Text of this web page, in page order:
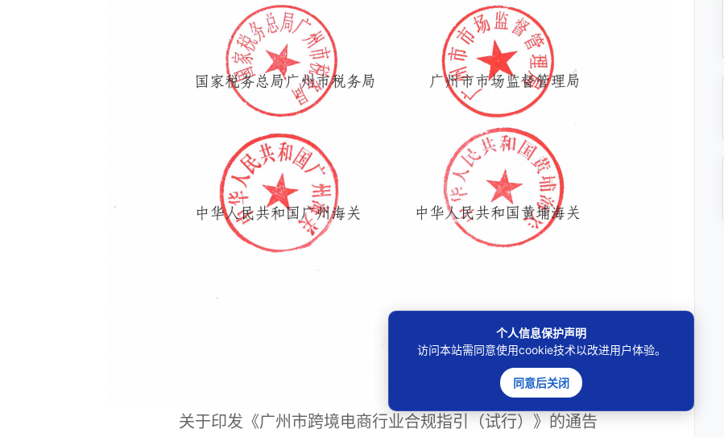
关于印发《广州市跨境电商行业合规指引（试行）》的通告
个人信息保护声明
访问本站需同意使用cookie技术以改进用户体验。
同意后关闭